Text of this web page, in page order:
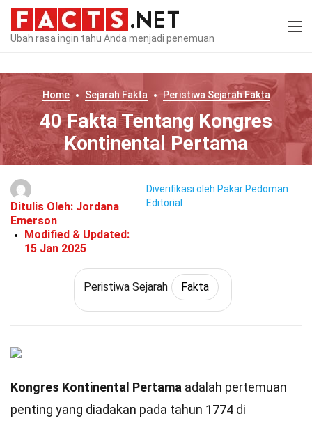
Ubah rasa ingin tahu Anda menjadi penemuan
Home Sejarah Fakta Peristiwa SejarahFakta
40 Fakta Tentang Kongres
Kontinental Pertama
Ditulis Oleh: Jordana
Emerson
Modified & Updated:
15 Jan 2025
Diverifikasi oleh Pakar Pedoman
Editorial
Peristiwa Sejarah Fakta
Kongres Kontinental Pertama adalah pertemuan
penting yang diadakan pada tahun 1774 di